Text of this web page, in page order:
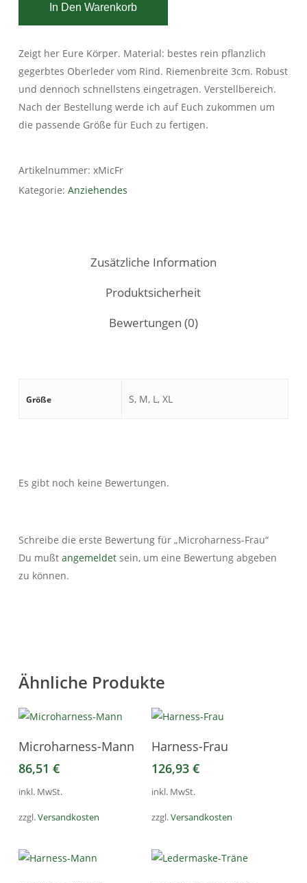
In Den Warenkorb
Zeigt her Eure Körper. Material: bestes rein pflanzlich
gegerbtes Oberleder vom Rind. Riemenbreite 3cm. Robust
und dennoch schnellstens eingetragen. Verstellbereich.
Nach der Bestellung werde ich auf Euch zukommen um
die passende Größe für Euch zu fertigen.
Artikelnummer: xMicFr
Kategorie: Anziehendes
Zusätzliche Information
Produktsicherheit
Bewertungen (0)
Größe S, M, L, XL
Es gibt noch keine Bewertungen.
Schreibe die erste Bewertung für „Microharness-Frau“
Du mußt angemeldetsein, um eine Bewertung abgeben
zu können.
Ähnliche Produkte
Ausführung Wählen
Produkt
weist
mehrere
auf.
Optionen
Microharness-Mann
86,51 €
inkl. MwSt.
zzgl.Versandkosten
Ausführung Wählen
Produkt
weist
mehrere
auf.
Optionen
Harness-Frau
126,93€
inkl. MwSt.
zzgl.Versandkosten